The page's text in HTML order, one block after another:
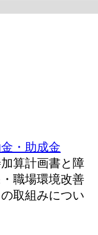
・助成金
算計画書と障
職場環境改善
取組みについ